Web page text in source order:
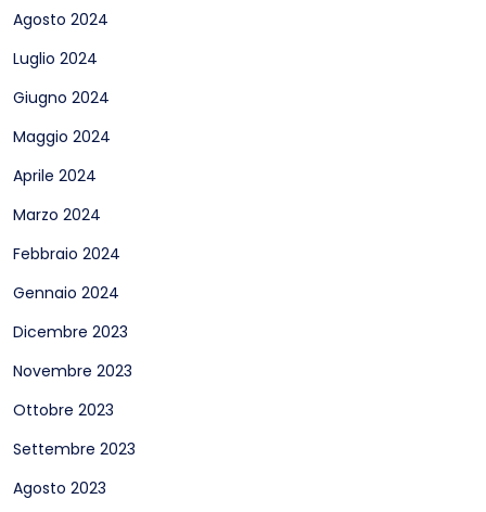
Agosto 2024
Luglio 2024
Giugno 2024
Maggio 2024
Aprile 2024
Marzo 2024
Febbraio 2024
Gennaio 2024
Dicembre 2023
Novembre 2023
Ottobre 2023
Settembre 2023
Agosto 2023